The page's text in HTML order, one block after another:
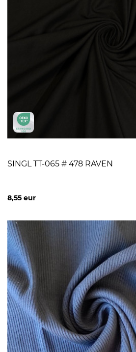
SINGL TT-065 # 478 RAVEN
8,55 eur